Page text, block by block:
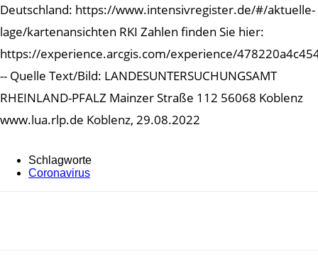
Deutschland: https://www.intensivregister.de/#/aktuelle-
lage/kartenansichten RKI Zahlen finden Sie hier:
https://experience.arcgis.com/experience/
-- Quelle Text/Bild: LANDESUNTERSUCHUNGSAMT
RHEINLAND-PFALZ Mainzer Straße 112 56068 Koblenz
www.lua.rlp.de Koblenz, 29.08.2022
Schlagworte
Coronavirus